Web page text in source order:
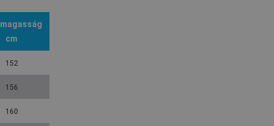
cm
152
156
160